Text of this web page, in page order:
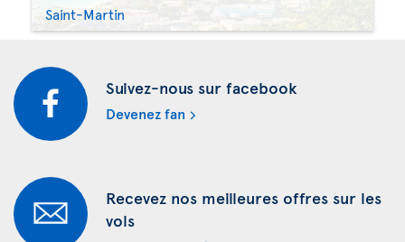
Saint-Martin
Suivez-nous sur facebook
Devenez fan
Recevez nos meilleures offres sur les
vols